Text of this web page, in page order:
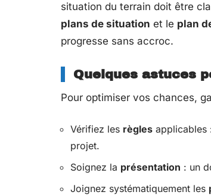
situation du terrain doit être
plans de situation et le plan
progresse sans accroc.
Quelques astuces
Pour optimiser vos chances,
Vérifiez les règles applicables
projet.
Soignez la présentation : un
Joignez systématiquement les